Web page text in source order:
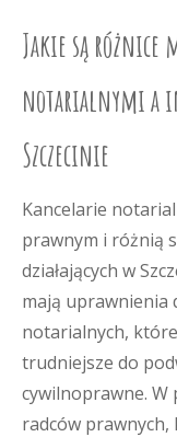
Jakie są różnice
notarialnymi a
Szczecinie
Kancelarie
prawnym i różnią
działających w
mają uprawnienia
notarialnych,
trudniejsze do
cywilnoprawne. W
radców